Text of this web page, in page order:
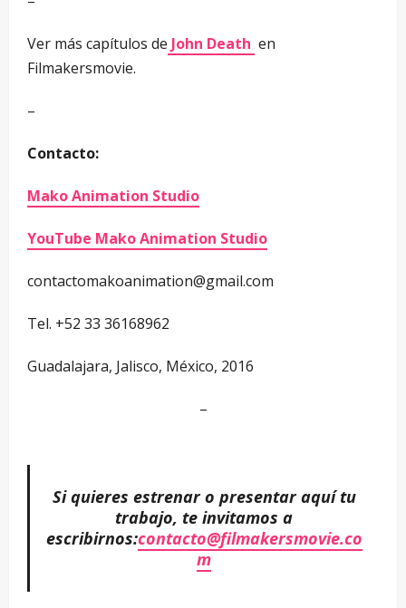
Ver más capítulos de John Death en
Filmakersmovie.
–
Contacto:
Mako Animation Studio
YouTube Mako Animation Studio
contactomakoanimation@gmail.com
Tel. +52 33 36168962
Guadalajara, Jalisco, México, 2016
–
Si quieres estrenar o presentar aquí tu
trabajo, te invitamos a
escribirnos:contacto@filmakersmovie.co
m